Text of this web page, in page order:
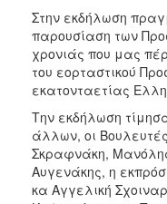
Στην εκδήλωση
παρουσίαση των
χρονιάς που μας
του εορταστικού
εκατονταετίας
Την εκδήλωση
άλλων, οι
Σκραφνάκη,
Αυγενάκης, η
κα Αγγελική